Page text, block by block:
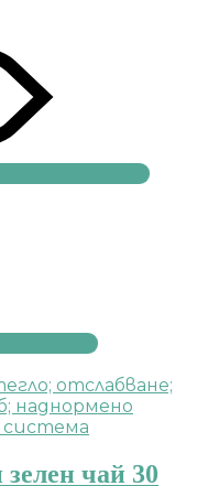
чай 30